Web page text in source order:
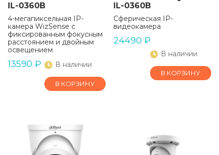
IL-0360B
4-мегапиксельная IP-
камера WizSense с
фиксированным фокусным
расстоянием и двойным
освещением
13590 ₽ В наличии
В КОРЗИНУ
IL-0360B
Сферическая IP-
видеокамера
24490 ₽
В наличии
В КОРЗИНУ